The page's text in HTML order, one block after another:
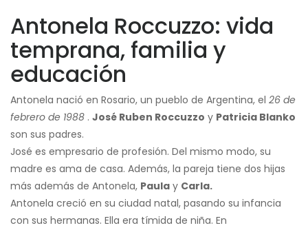
Antonela Roccuzzo: vida
temprana, familia y
educación
Antonela nació en Rosario, un pueblo de Argentina, el 26 de
febrero de 1988 . José Ruben Roccuzzo y Patricia Blanko
son sus padres.
José es empresario de profesión. Del mismo modo, su
madre es ama de casa. Además, la pareja tiene dos hijas
más además de Antonela, Paula y Carla.
Antonela creció en su ciudad natal, pasando su infancia
con sus hermanas. Ella era tímida de niña. En